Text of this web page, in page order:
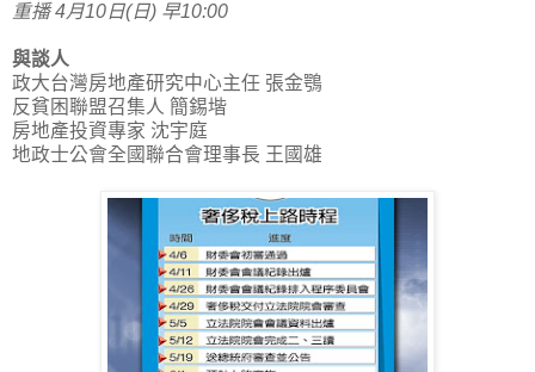
重播 4月10日(日) 早10:00
與談人
政大台灣房地產研究中心主任 張金鶚
反貧困聯盟召集人 簡錫堦
房地產投資專家 沈宇庭
地政士公會全國聯合會理事長 王國雄